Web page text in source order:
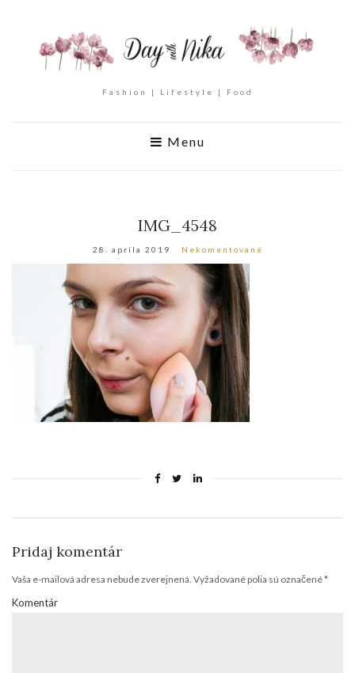
Fashion | Lifestyle | Food
Menu
IMG_4548
28. apríla 2019 Nekomentované
Pridaj komentár
Vaša e-mailová adresa nebude zverejnená. Vyžadované polia sú označené*
Komentár